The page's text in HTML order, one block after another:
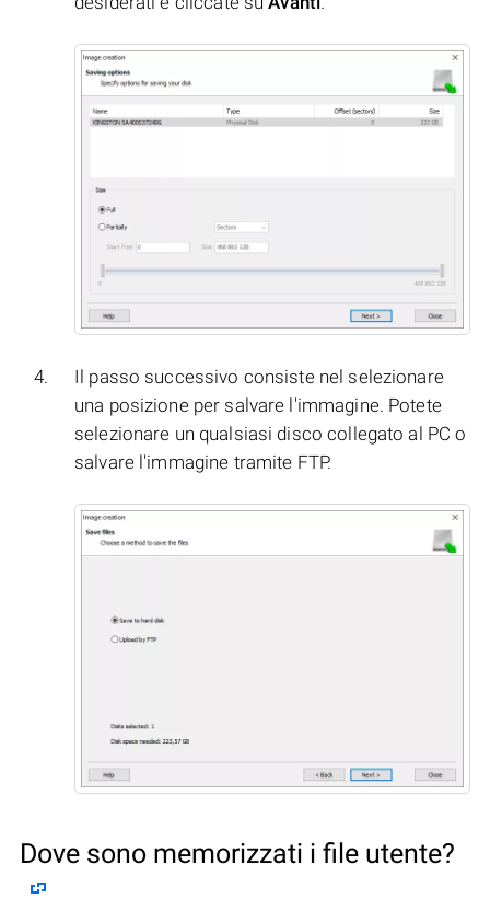
Il passo successivo consiste nel selezionare
una posizione per salvare l'immagine. Potete
selezionare un qualsiasi disco collegato al PC o
salvare l'immagine tramite FTP.
Dove sono memorizzati i file utente?